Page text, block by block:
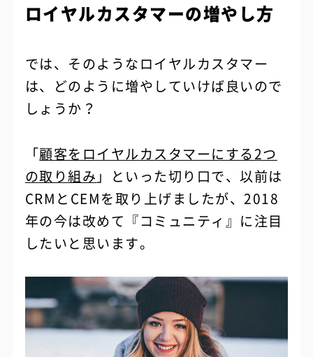
ロイヤルカスタマーの増やし方
では、そのようなロイヤルカスタマー
は、どのように増やしていけば良いので
しょうか？
「顧客をロイヤルカスタマーにする2つ
の取り組み 」といった切り口で、以前は
CRMとCEMを取り上げましたが、2018
年の今は改めて『コミュニティ』に注目
したいと思います。